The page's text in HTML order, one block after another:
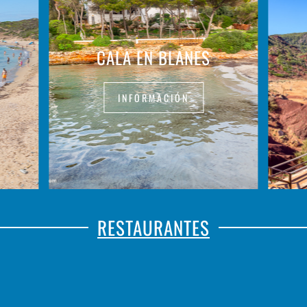
CALA EN BLANES
INFORMACIÓN
RESTAURANTES